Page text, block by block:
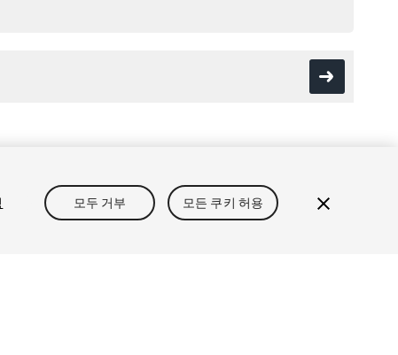
개인정보처리방침 내 개인정보 판매 금지
모두 거부 모든 쿠키 허용